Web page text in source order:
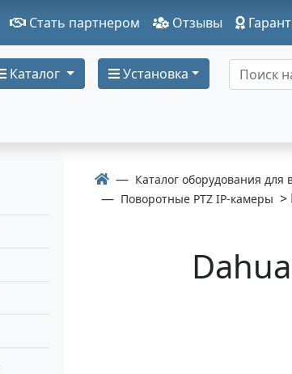
Стать партнером Отзывы
Каталог Установка
Каталог оборудования
Поворотные PTZ IP-камеры >